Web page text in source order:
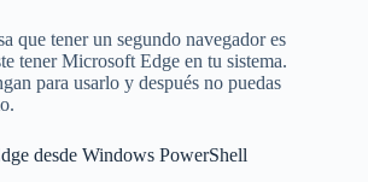
que tener un segundo navegador es
tener Microsoft Edge en tu sistema.
para usarlo y después no puedas
desde Windows PowerShell